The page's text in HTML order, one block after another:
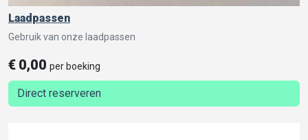
Laadpassen
Gebruik van onze laadpassen
€ 0,00 per boeking
Direct reserveren